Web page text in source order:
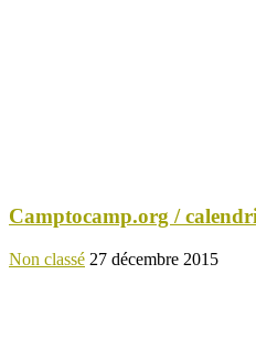
Camptocamp.org /
Non classé 27 décembre 2015